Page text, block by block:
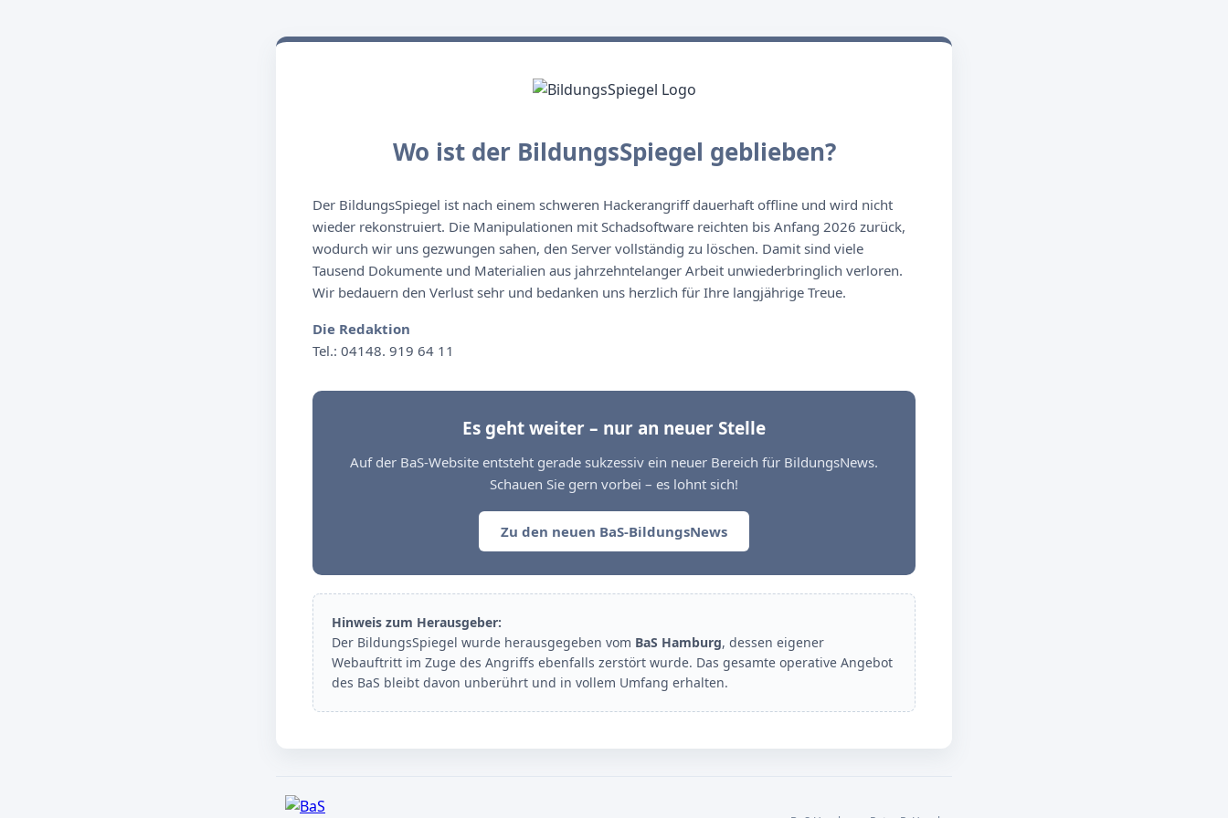
Wo ist der BildungsSpiegel geblieben?
Der BildungsSpiegel ist nach einem schweren Hackerangriff dauerhaft offline und wird nicht
wieder rekonstruiert. Die Manipulationen mit Schadsoftware reichten bis Anfang 2026 zurück,
wodurch wir uns gezwungen sahen, den Server vollständig zu löschen. Damit sind viele
Tausend Dokumente und Materialien aus jahrzehntelanger Arbeit unwiederbringlich verloren.
Wir bedauern den Verlust sehr und bedanken uns herzlich für Ihre langjährige Treue.
Die Redaktion
Tel.: 04148. 919 64 11
Es geht weiter – nur an neuer Stelle
Auf der BaS-Website entsteht gerade sukzessiv ein neuer Bereich für BildungsNews.
Schauen Sie gern vorbei – es lohnt sich!
Zu den neuen BaS-BildungsNews
Hinweis zum Herausgeber:
Der BildungsSpiegel wurde herausgegeben vom BaS Hamburg, dessen eigener
Webauftritt im Zuge des Angriffs ebenfalls zerstört wurde. Das gesamte operative Angebot
des BaS bleibt davon unberührt und in vollem Umfang erhalten.